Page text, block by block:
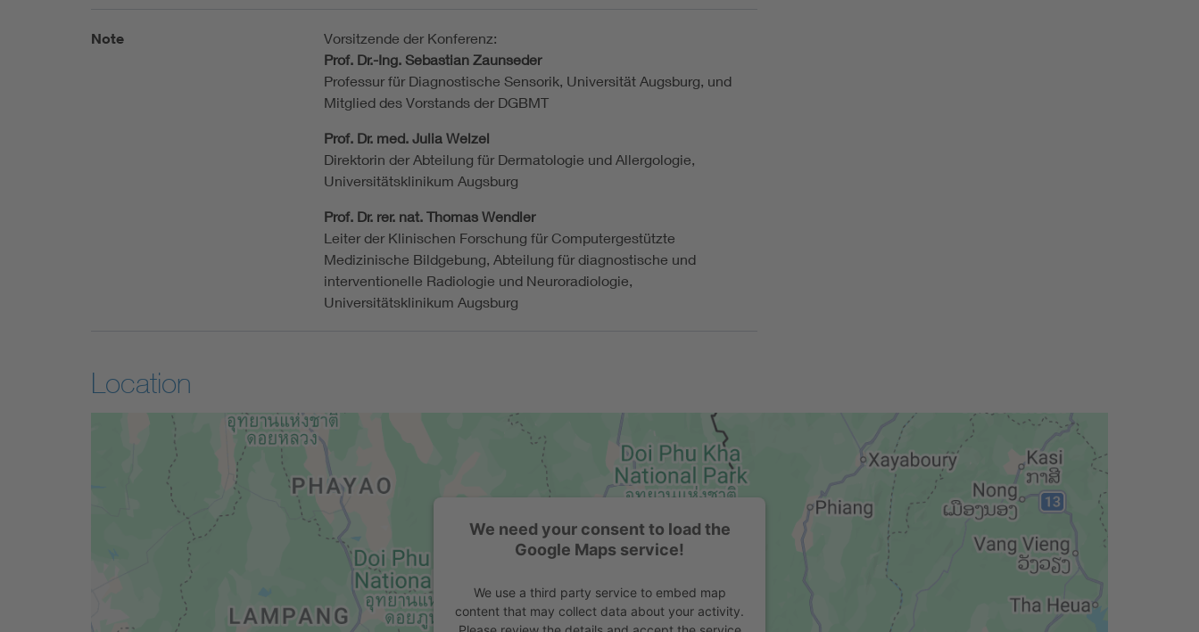
Note
Vorsitzende der Konferenz:
Prof. Dr.-Ing. Sebastian Zaunseder
Professur für Diagnostische Sensorik, Universität Augsburg, und
Mitglied des Vorstands der DGBMT
Prof. Dr. med. Julia Welzel
Direktorin der Abteilung für Dermatologie und Allergologie,
Universitätsklinikum Augsburg
Prof. Dr. rer. nat. Thomas Wendler
Leiter der Klinischen Forschung für Computergestützte
Medizinische Bildgebung, Abteilung für diagnostische und
interventionelle Radiologie und Neuroradiologie,
Universitätsklinikum Augsburg
Location
We need your consent to load the
Google Maps service!
We use a third party service to embed map
content that may collect data about your activity.